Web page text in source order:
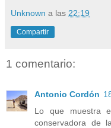
Unknown a las 22:19
Compartir
1 comentario:
Antonio Cordón
Lo que muestra
conservadora de